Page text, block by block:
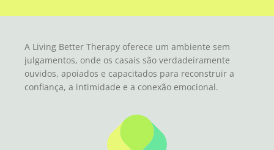
A Living Better Therapy oferece um ambiente sem
julgamentos, onde os casais são verdadeiramente
ouvidos, apoiados e capacitados para reconstruir a
confiança, a intimidade e a conexão emocional.